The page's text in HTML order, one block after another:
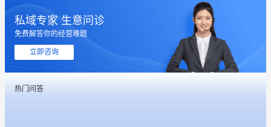
私域专家 生意问诊
免费解答你的经营难题
立即咨询
热门问答
这个营销策划案例推荐大家看一下